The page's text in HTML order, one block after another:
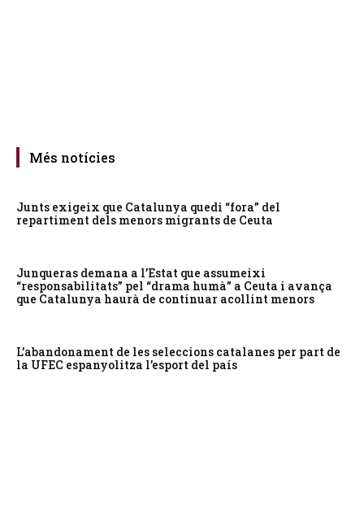
Més notícies
Junts exigeix que Catalunya quedi “fora” del
repartiment dels menors migrants de Ceuta
Junqueras demana a l’Estat que assumeixi
“responsabilitats” pel “drama humà” a Ceuta i avança
que Catalunya haurà de continuar acollint menors
L’abandonament de les seleccions catalanes per part de
la UFEC espanyolitza l’esport del país